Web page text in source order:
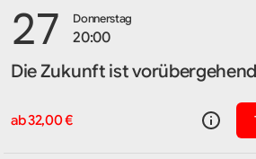
27 Donnerstag
20:00
Die Zukunft ist
ab 32,00 €